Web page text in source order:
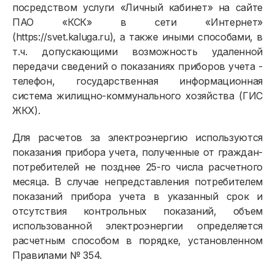
посредством услуги «Личный кабинет» на сайте
ПАО «КСК» в сети «Интернет»
(https://svet.kaluga.ru), а также иными способами, в
т.ч. допускающими возможность удаленной
передачи сведений о показаниях приборов учета -
телефон, государственная информационная
система жилищно-коммунального хозяйства (ГИС
ЖКХ).
Для расчетов за электроэнергию используются
показания прибора учета, полученные от граждан-
потребителей не позднее 25-го числа расчетного
месяца. В случае непредставления потребителем
показаний прибора учета в указанный срок и
отсутствия контрольных показаний, объем
использованной электроэнергии определяется
расчетным способом в порядке, установленном
Правилами № 354.